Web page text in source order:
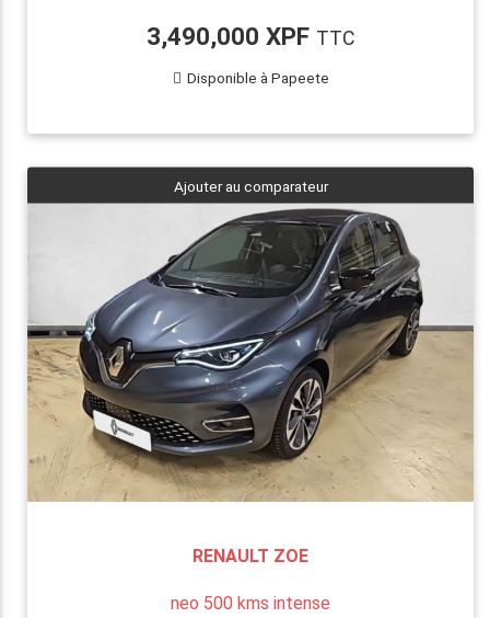
3,490,000 XPF TTC
Disponible à Papeete
Ajouter au comparateur
RENAULT ZOE
neo 500 kms intense